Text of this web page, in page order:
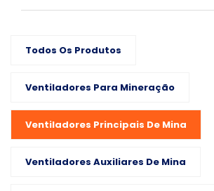
Todos Os Produtos
Ventiladores Para Mineração
Ventiladores Principais De Mina
Ventiladores Auxiliares De Mina